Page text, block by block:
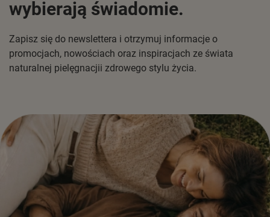
wybierają świadomie.
Zapisz się do newslettera i otrzymuj informacje o
promocjach, nowościach oraz inspiracjach ze świata
naturalnej pielęgnacjii zdrowego stylu życia.